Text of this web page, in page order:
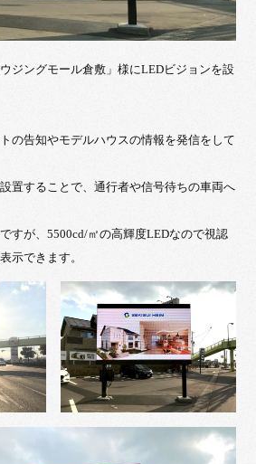
ジングモール倉敷」様にLEDビジョンを設
の告知やモデルハウスの情報を発信をして
置することで、通行者や信号待ちの車両へ
すが、5500cd/㎡の高輝度LEDなので視認
示できます。